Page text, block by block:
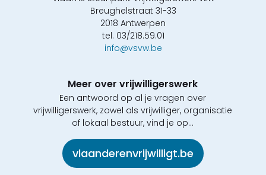
Breughelstraat 31-33
2018 Antwerpen
tel. 03/218.59.01
info@vsvw.be
Meer over vrijwilligerswerk
Een antwoord op al je vragen over
vrijwilligerswerk, zowel als vrijwilliger, organisatie
of lokaal bestuur, vind je op...
vlaanderenvrijwilligt.be